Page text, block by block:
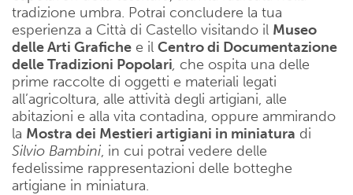
tradizione umbra. Potrai concludere la tua
esperienza a Città di Castello visitando il Museo
delle Arti Grafiche e il Centro di Documentazione
delle Tradizioni Popolari, che ospita una delle
prime raccolte di oggetti e materiali legati
all’agricoltura, alle attività degli artigiani, alle
abitazioni e alla vita contadina, oppure ammirando
la Mostra dei Mestieri artigiani in miniatura di
Silvio Bambini, in cui potrai vedere delle
fedelissime rappresentazioni delle botteghe
artigiane in miniatura.